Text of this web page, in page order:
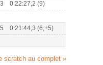
0:22:27,2 (9)
0:21:44,3 (6,+5)
scratch au complet »